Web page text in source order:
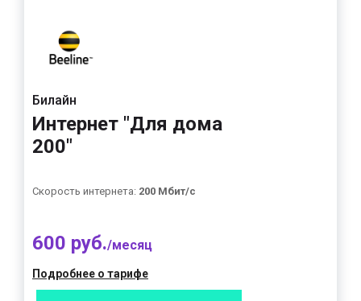
Билайн
Интернет "Для дома
200"
Скорость интернета: 200 Мбит/с
600 руб./месяц
Подробнее о тарифе